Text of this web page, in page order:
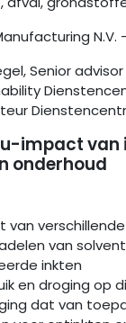
N.V.
Senior
impact van
onderhoud
van
van
inkten
en droging op
dat van